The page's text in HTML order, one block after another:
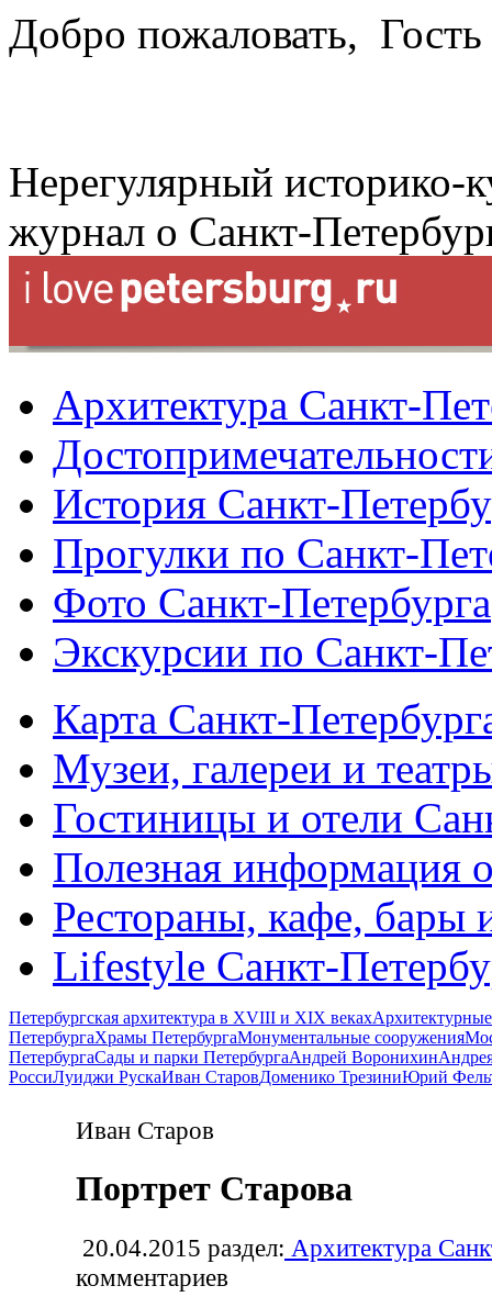
Добро пожаловать, Гость
Нерегулярный историко-
журнал о Санкт-
Архитектура Санкт-
История Санкт-
Прогулки по Санкт-
Фото Санкт-Петербурга
Экскурсии по Санкт-
Карта Санкт-
Музеи, галереи и
Гостиницы и отели
Полезная информация
Рестораны, кафе, бары
Lifestyle Санкт-
Петербургская архитектура в XVIII и XIX веках
ПетербургаХрамы ПетербургаМонументальные сооружения
ПетербургаСады и парки ПетербургаАндрей Воронихин
РоссиЛуиджи РускаИван СтаровДоменико ТрезиниЮрий
Иван Старов
Портрет Старова
20.04.2015 раздел: Архитектура
комментариев